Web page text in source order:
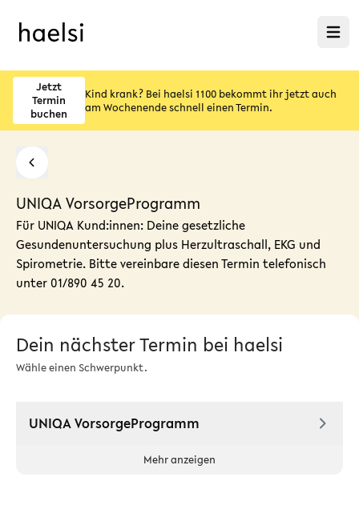
Menü
Jetzt
Termin
buchen
Kind krank? Bei haelsi 1100 bekommt ihr jetzt auch
am Wochenende schnell einen Termin.
UNIQA VorsorgeProgramm
Für UNIQA Kund:innen: Deine gesetzliche
Gesundenuntersuchung plus Herzultraschall, EKG und
Spirometrie. Bitte vereinbare diesen Termin telefonisch
unter 01/890 45 20.
Dein nächster Termin bei haelsi
Wähle einen Schwerpunkt.
UNIQA VorsorgeProgramm
Mehr anzeigen